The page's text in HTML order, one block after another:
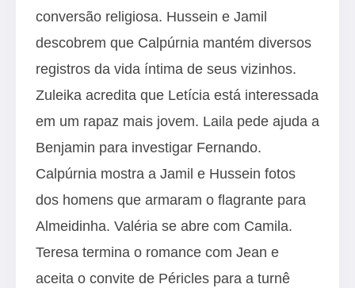
conversão religiosa. Hussein e Jamil
descobrem que Calpúrnia mantém diversos
registros da vida íntima de seus vizinhos.
Zuleika acredita que Letícia está interessada
em um rapaz mais jovem. Laila pede ajuda a
Benjamin para investigar Fernando.
Calpúrnia mostra a Jamil e Hussein fotos
dos homens que armaram o flagrante para
Almeidinha. Valéria se abre com Camila.
Teresa termina o romance com Jean e
aceita o convite de Péricles para a turnê